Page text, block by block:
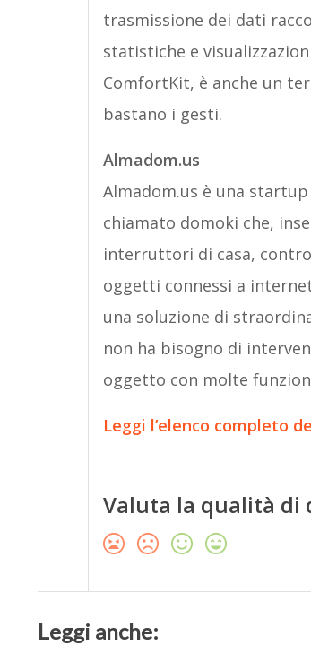
trasmissione dei dati
statistiche e
ComfortKit, è anche un
bastano i gesti.
Almadom.us
Almadom.us è una
chiamato domoki che,
interruttori di casa,
oggetti connessi a
una soluzione di
non ha bisogno di
oggetto con molte
Leggi l’elenco completo
Valuta la qualità di
Leggi anche: